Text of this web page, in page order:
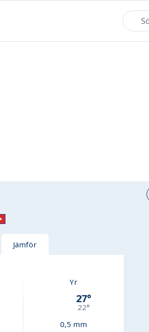
Jämför
Yr
27°
22°
0,5 mm